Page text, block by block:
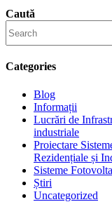
Caută
Categories
Blog
Informații
Lucrări de
industriale
Proiectare
Rezidențiale și
Sisteme
Știri
Uncategorized